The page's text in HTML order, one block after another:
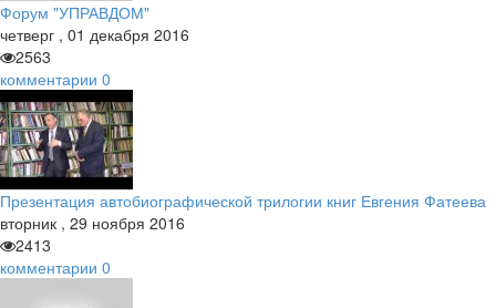
Форум "УПРАВДОМ"
четверг , 01 декабря 2016
2563
комментарии 0
Презентация автобиографической трилогии книг Евгения Фатеева
вторник , 29 ноября 2016
2413
комментарии 0